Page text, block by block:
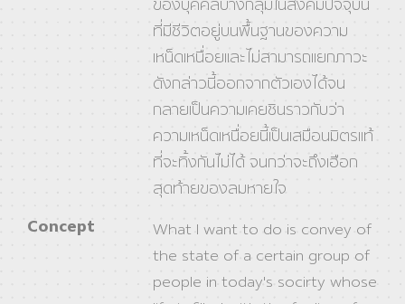
ของบุคคลบางกลุ่มในสังคมปัจจุบัน
ที่มีชีวิตอยู่บนพื้นฐานของความ
เหน็ดเหนื่อยและไม่สามารถแยกภาวะ
ดังกล่าวนี้ออกจากตัวเองได้จน
กลายเป็นความเคยชินราวกับว่า
ความเหน็ดเหนื่อยนี้เป็นเสมือนมิตรแท้
ที่จะทิ้งกันไม่ได้ จนกว่าจะถึงเฮือก
สุดท้ายของลมหายใจ
Concept
What I want to do is convey of
the state of a certain group of
people in today's socirty whose